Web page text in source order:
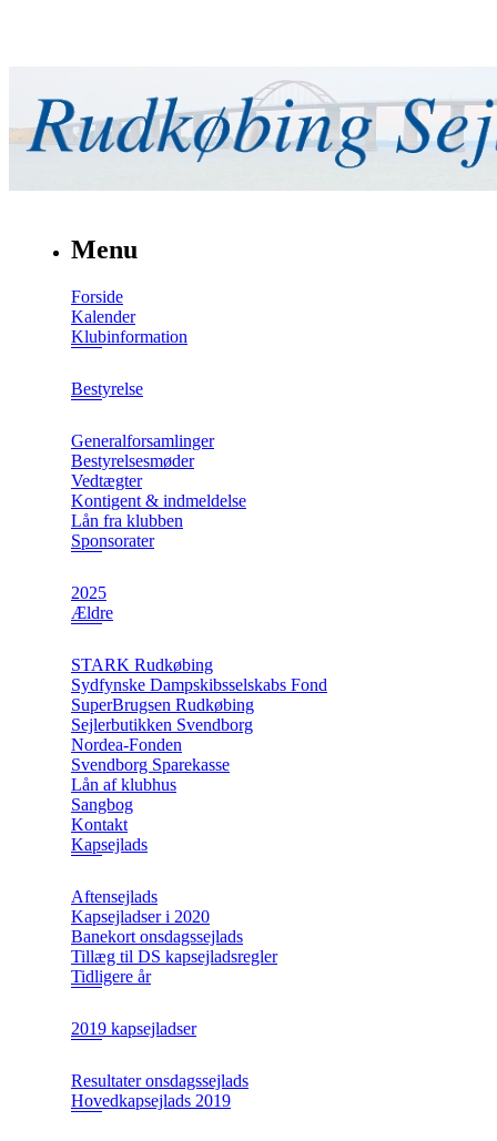
Menu
Forside
Kalender
Klubinformation
Bestyrelse
Generalforsamlinger
Bestyrelsesmøder
Vedtægter
Kontigent & indmeldelse
Lån fra klubben
Sponsorater
2025
Ældre
STARK Rudkøbing
Sydfynske Dampskibsselskabs Fond
SuperBrugsen Rudkøbing
Sejlerbutikken Svendborg
Nordea-Fonden
Svendborg Sparekasse
Lån af klubhus
Sangbog
Kontakt
Kapsejlads
Aftensejlads
Kapsejladser i 2020
Banekort onsdagssejlads
Tillæg til DS kapsejladsregler
Tidligere år
2019 kapsejladser
Resultater onsdagssejlads
Hovedkapsejlads 2019